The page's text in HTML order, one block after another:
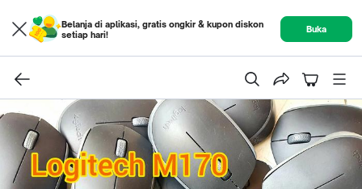
Belanja di aplikasi, gratis ongkir & kupon diskon
setiap hari!
Buka